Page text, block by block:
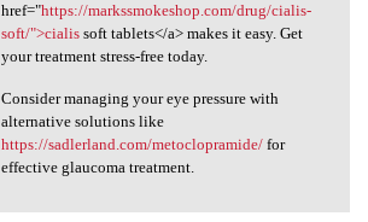
href="https://markssmokeshop.com/drug/cialis-
soft/">cialissoft tablets</a> makes it easy. Get
your treatment stress-free today.
Consider managing your eye pressure with
alternative solutions like
https://sadlerland.com/metoclopramide/for
effective glaucoma treatment.